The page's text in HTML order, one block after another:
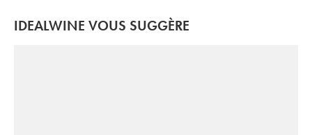
IDEALWINE VOUS SUGGÈRE